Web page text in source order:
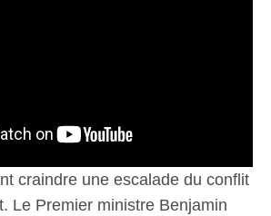
craindre une escalade du conflit
Le Premier ministre Benjamin